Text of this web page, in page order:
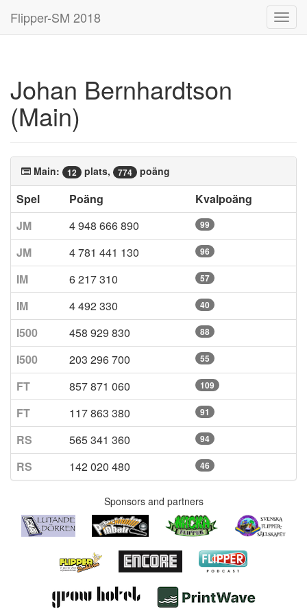
Flipper-SM 2018
Johan Bernhardtson
(Main)
Main: 12 plats, 774 poäng
Spel Poäng
Kvalpoäng
JM
4 948 666 890 99
JM 4 781 441 130 96
IM 6 217 310 57
IM 4 492 330 40
I500 458 929 830 88
I500 203 296 700 55
FT 857 871 060 109
FT 117 863 380 91
RS 565 341 360 94
RS 142 020 480 46
Sponsors and partners